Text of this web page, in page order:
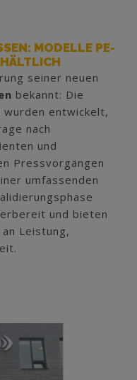
MODELLE PE-
seiner neuen
bekannt: Die
wurden entwickelt,
nach
und
Pressvorgängen
umfassenden
und bieten
Leistung,